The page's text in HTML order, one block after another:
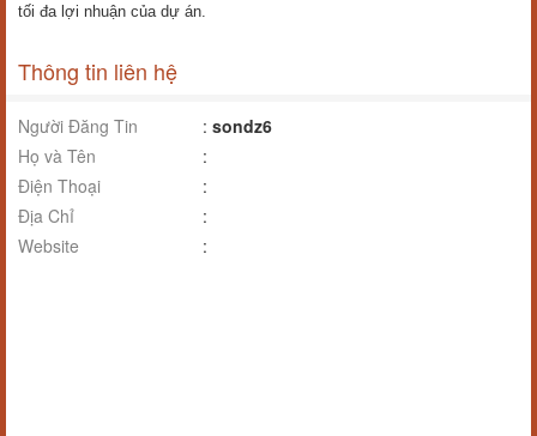
tối đa lợi nhuận của dự án.
Thông tin liên hệ
Người Đăng Tin : sondz6
Họ và Tên
:
Điện Thoại
:
Địa Chỉ
:
Website
: